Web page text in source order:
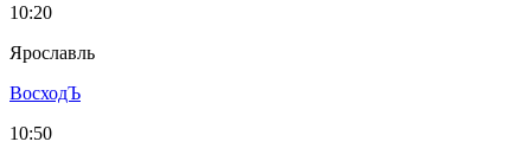
10:20
Ярославль
ВосходЪ
10:50